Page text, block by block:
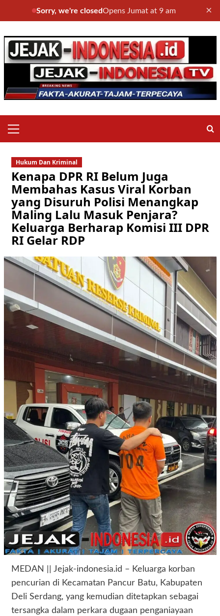
Sorry, we're closedOpens Jumat at 9 am ×
to
content
Menu
Hukum Dan Kriminal
Kenapa DPR RI Belum Juga
Membahas Kasus Viral Korban
yang Disuruh Polisi Menangkap
Maling Lalu Masuk Penjara?
Keluarga Berharap Komisi III DPR
RI Gelar RDP
MEDAN || Jejak-indonesia.id – Keluarga korban
pencurian di Kecamatan Pancur Batu, Kabupaten
Deli Serdang, yang kemudian ditetapkan sebagai
tersangka dalam perkara dugaan penganiayaan